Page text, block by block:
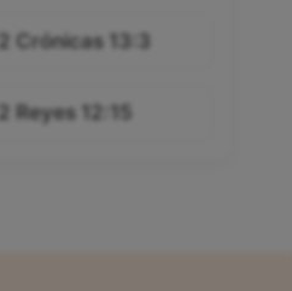
Crónicas 13:3
Reyes 12:15